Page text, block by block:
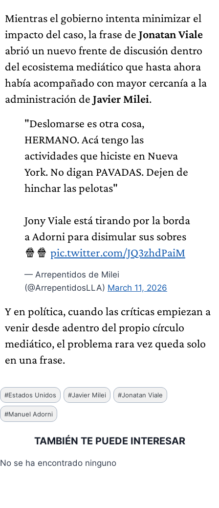
Mientras el gobierno intenta minimizar el
impacto del caso, la frase de Jonatan Viale
abrió un nuevo frente de discusión dentro
del ecosistema mediático que hasta ahora
había acompañado con mayor cercanía a la
administración de Javier Milei.
"Deslomarse es otra cosa,
HERMANO. Acá tengo las
actividades que hiciste en Nueva
York. No digan PAVADAS. Dejen de
hinchar las pelotas"
Jony Viale está tirando por la borda
a Adorni para disimular sus sobres
🍿🍿 pic.twitter.com/JQ3zhdPaiM
— Arrepentidos de Milei
(@ArrepentidosLLA) March 11, 2026
Y en política, cuando las críticas empiezan a
venir desde adentro del propio círculo
mediático, el problema rara vez queda solo
en una frase.
Etiquetas
de
la
#Estados Unidos #Javier Milei #Jonatan Viale
#Manuel Adorni
TAMBIÉN TE PUEDE INTERESAR
No se ha encontrado ninguno